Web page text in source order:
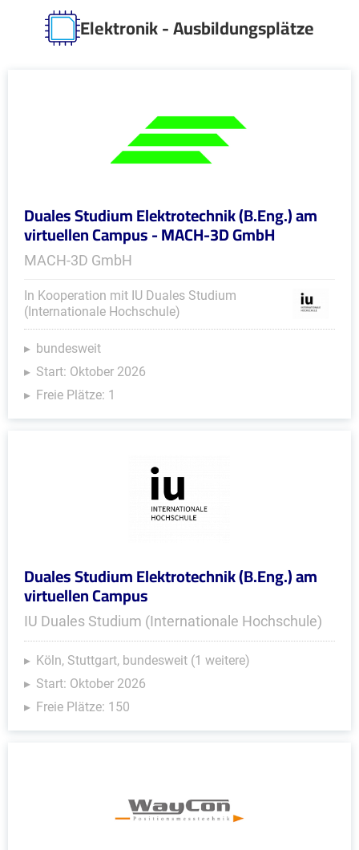
Elektronik - Ausbildungsplätze
Duales Studium Elektrotechnik (B.Eng.) am
virtuellen Campus - MACH-3D GmbH
MACH-3D GmbH
In Kooperation mit IU Duales Studium
(Internationale Hochschule)
bundesweit
Start: Oktober 2026
Freie Plätze: 1
Duales Studium Elektrotechnik (B.Eng.) am
virtuellen Campus
IU Duales Studium (Internationale Hochschule)
Köln, Stuttgart, bundesweit (1 weitere)
Start: Oktober 2026
Freie Plätze: 150